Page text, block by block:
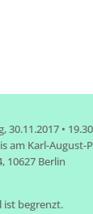
30.11.2017 •
am Karl-August-
10627 Berlin
ist begrenzt.